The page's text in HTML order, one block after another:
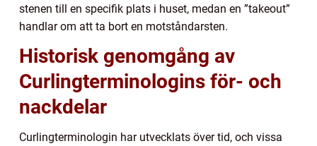
stenen till en specifik plats i huset, medan en ”takeout”
handlar om att ta bort en motståndarsten.
Historisk genomgång av
Curlingterminologins för- och
nackdelar
Curlingterminologin har utvecklats över tid, och vissa